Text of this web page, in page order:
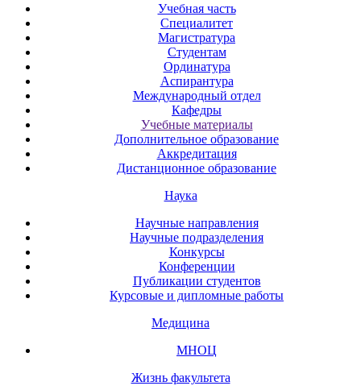
Учебная часть
Специалитет
Магистратура
Студентам
Ординатура
Аспирантура
Международный отдел
Кафедры
Учебные материалы
Дополнительное образование
Аккредитация
Дистанционное образование
Наука
Научные направления
Научные подразделения
Конкурсы
Конференции
Публикации студентов
Курсовые и дипломные работы
Медицина
МНОЦ
Жизнь факультета